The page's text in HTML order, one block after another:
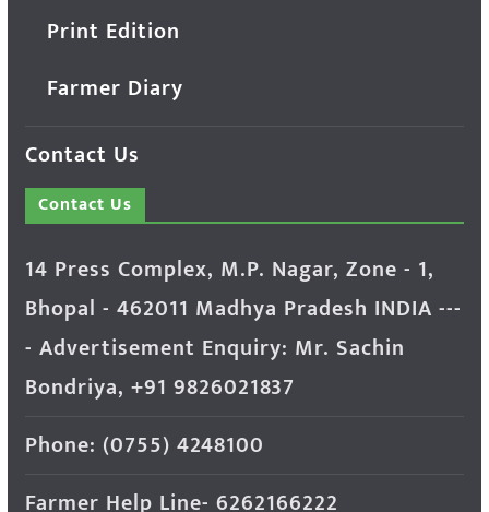
Print Edition
Farmer Diary
Contact Us
Contact Us
14 Press Complex, M.P. Nagar, Zone - 1,
Bhopal - 462011 Madhya Pradesh INDIA ---
- Advertisement Enquiry: Mr. Sachin
Bondriya, +91 9826021837
Phone: (0755) 4248100
Farmer Help Line- 6262166222